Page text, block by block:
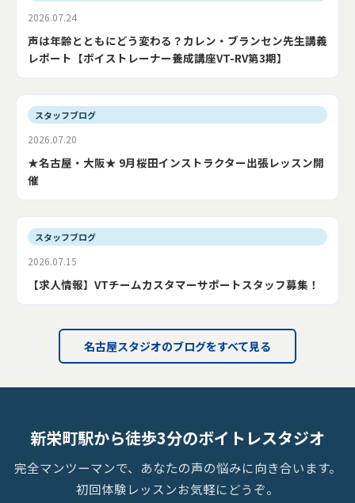
2026.07.24
声は年齢とともにどう変わる？カレン・ブランセン先生講義
レポート【ボイストレーナー養成講座VT-RV第3期】
スタッフブログ
2026.07.20
★名古屋・大阪★ 9月桜田インストラクター出張レッスン開
催
スタッフブログ
2026.07.15
【求人情報】VTチームカスタマーサポートスタッフ募集！
名古屋スタジオのブログをすべて見る
新栄町駅から徒歩3分のボイトレスタジオ
完全マンツーマンで、あなたの声の悩みに向き合います。
初回体験レッスンお気軽にどうぞ。